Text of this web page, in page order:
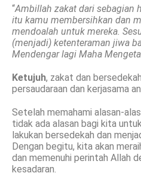
“Ambillah zakat dari sebagian
itu kamu membersihkan dan
mendoalah untuk mereka.
(menjadi) ketenteraman jiwa
Mendengar lagi Maha
Ketujuh, zakat dan
persaudaraan dan kerjasama
Setelah memahami alasan-
tidak ada alasan bagi kita
lakukan bersedekah dan
Dengan begitu, kita akan
dan memenuhi perintah Allah
kesadaran.